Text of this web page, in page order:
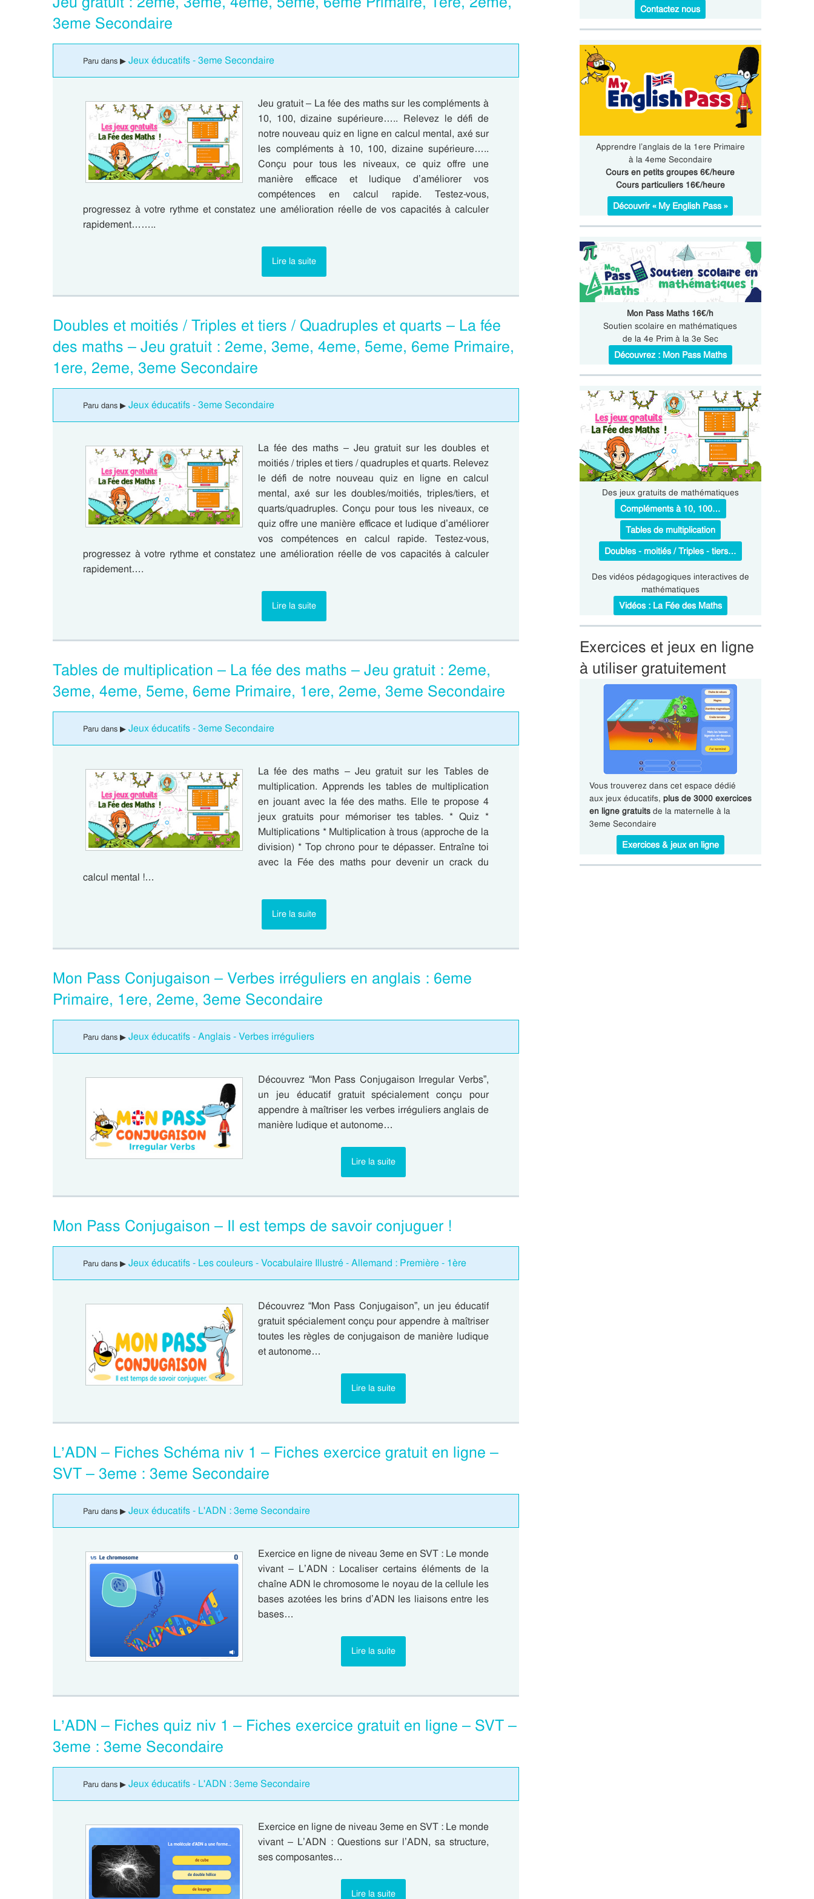
3eme Secondaire
Paru dans ▶ Jeux éducatifs - 3eme Secondaire
Jeu gratuit – La fée des maths sur les compléments à
10, 100, dizaine supérieure….. Relevez le défi de
notre nouveau quiz en ligne en calcul mental, axé sur
les compléments à 10, 100, dizaine supérieure…..
Conçu pour tous les niveaux, ce quiz offre une
manière efficace et ludique d’améliorer vos
compétences en calcul rapide. Testez-vous,
progressez à votre rythme et constatez une amélioration réelle de vos capacités à calculer
rapidement……..
Lire la suite
Doubles et moitiés / Triples et tiers / Quadruples et quarts – La fée
des maths – Jeu gratuit : 2eme, 3eme, 4eme, 5eme, 6eme Primaire,
1ere, 2eme, 3eme Secondaire
Paru dans ▶ Jeux éducatifs - 3eme Secondaire
La fée des maths – Jeu gratuit sur les doubles et
moitiés / triples et tiers / quadruples et quarts. Relevez
le défi de notre nouveau quiz en ligne en calcul
mental, axé sur les doubles/moitiés, triples/tiers, et
quarts/quadruples. Conçu pour tous les niveaux, ce
quiz offre une manière efficace et ludique d’améliorer
vos compétences en calcul rapide. Testez-vous,
progressez à votre rythme et constatez une amélioration réelle de vos capacités à calculer
rapidement….
Lire la suite
Tables de multiplication – La fée des maths – Jeu gratuit : 2eme,
3eme, 4eme, 5eme, 6eme Primaire, 1ere, 2eme, 3eme Secondaire
Paru dans ▶ Jeux éducatifs - 3eme Secondaire
La fée des maths – Jeu gratuit sur les Tables de
multiplication. Apprends les tables de multiplication
en jouant avec la fée des maths. Elle te propose 4
jeux gratuits pour mémoriser tes tables. * Quiz *
Multiplications * Multiplication à trous (approche de la
division) * Top chrono pour te dépasser. Entraîne toi
avec la Fée des maths pour devenir un crack du
calcul mental !…
Lire la suite
Mon Pass Conjugaison – Verbes irréguliers en anglais : 6eme
Primaire, 1ere, 2eme, 3eme Secondaire
Paru dans ▶ Jeux éducatifs - Anglais - Verbes irréguliers
Découvrez “Mon Pass Conjugaison Irregular Verbs”,
un jeu éducatif gratuit spécialement conçu pour
appendre à maîtriser les verbes irréguliers anglais de
manière ludique et autonome…
Lire la suite
Mon Pass Conjugaison – Il est temps de savoir conjuguer !
Paru dans ▶ Jeux éducatifs - Les couleurs - Vocabulaire Illustré - Allemand : Première - 1ère
Découvrez “Mon Pass Conjugaison”, un jeu éducatif
gratuit spécialement conçu pour appendre à maîtriser
toutes les règles de conjugaison de manière ludique
et autonome…
Lire la suite
L’ADN – Fiches Schéma niv 1 – Fiches exercice gratuit en ligne –
SVT – 3eme : 3eme Secondaire
Paru dans ▶ Jeux éducatifs - L'ADN : 3eme Secondaire
Exercice en ligne de niveau 3eme en SVT : Le monde
vivant – L’ADN : Localiser certains éléments de la
chaîne ADN le chromosome le noyau de la cellule les
bases azotées les brins d’ADN les liaisons entre les
bases…
Lire la suite
L’ADN – Fiches quiz niv 1 – Fiches exercice gratuit en ligne – SVT –
3eme : 3eme Secondaire
Paru dans ▶ Jeux éducatifs - L'ADN : 3eme Secondaire
Exercice en ligne de niveau 3eme en SVT : Le monde
vivant – L’ADN : Questions sur l’ADN, sa structure,
ses composantes…
Lire la suite
Contactez nous
Apprendre l’anglais de la 1ere Primaire
à la 4eme Secondaire
Cours en petits groupes 6€/heure
Cours particuliers 16€/heure
Découvrir « My English Pass »
Mon Pass Maths 16€/h
Soutien scolaire en mathématiques
de la 4e Prim à la 3e Sec
Découvrez : Mon Pass Maths
Des jeux gratuits de mathématiques
Compléments à 10, 100…
Tables de multiplication
Doubles - moitiés / Triples - tiers…
Des vidéos pédagogiques interactives de
mathématiques
Vidéos : La Fée des Maths
Exercices et jeux en ligne
à utiliser gratuitement
Vous trouverez dans cet espace dédié
aux jeux éducatifs, plus de 3000 exercices
en ligne gratuitsde la maternelle à la
3eme Secondaire
Exercices & jeux en ligne